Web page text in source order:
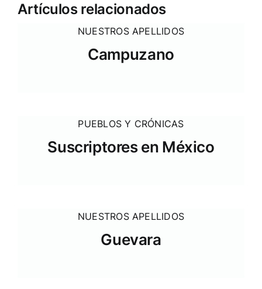
Artículos relacionados
NUESTROS APELLIDOS
Campuzano
PUEBLOS Y CRÓNICAS
Suscriptores en México
NUESTROS APELLIDOS
Guevara